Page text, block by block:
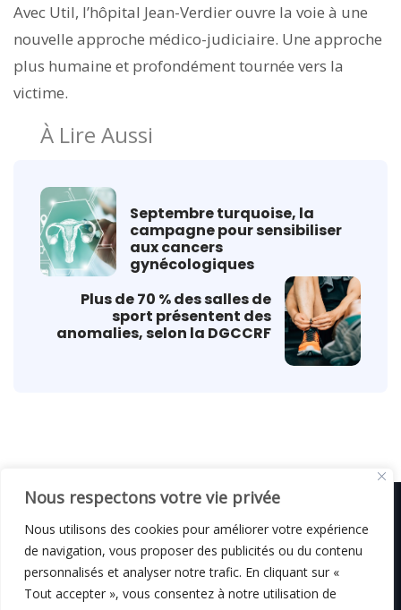
Nous respectons votre vie privée
Nous utilisons des cookies pour améliorer votre expérience
de navigation, vous proposer des publicités ou du contenu
personnalisés et analyser notre trafic. En cliquant sur «
Tout accepter », vous consentez à notre utilisation de
Avec Util, l’hôpital Jean-Verdier ouvre la voie à une
nouvelle approche médico-judiciaire. Une approche
plus humaine et profondément tournée vers la
victime.
À Lire Aussi
Septembre turquoise, la
campagne pour sensibiliser
aux cancers
gynécologiques
Plus de 70 % des salles de
sport présentent des
anomalies, selon la DGCCRF
© C i E M2026
Mentions légales